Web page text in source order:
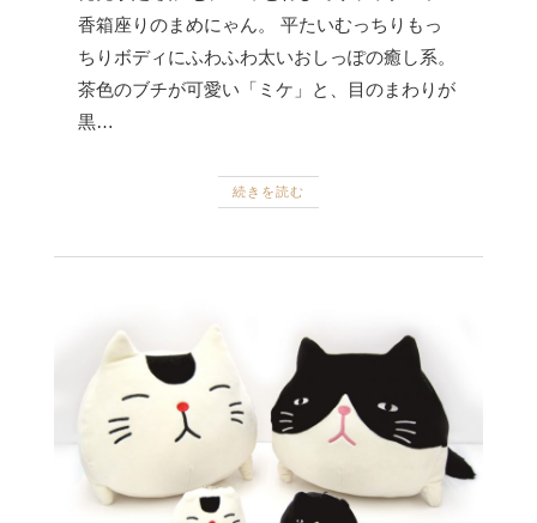
香箱座りのまめにゃん。 平たいむっちりもっ
ちりボディにふわふわ太いおしっぽの癒し系。
茶色のブチが可愛い「ミケ」と、目のまわりが
黒…
続きを読む